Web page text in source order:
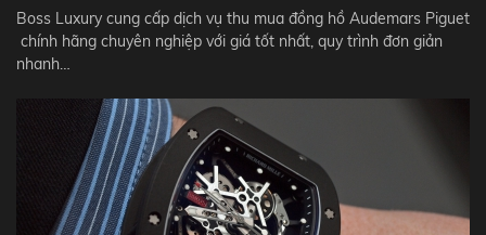
Boss Luxury cung cấp dịch vụ thu mua đồng hồ Audemars Piguet
chính hãng chuyên nghiệp với giá tốt nhất, quy trình đơn giản
nhanh…